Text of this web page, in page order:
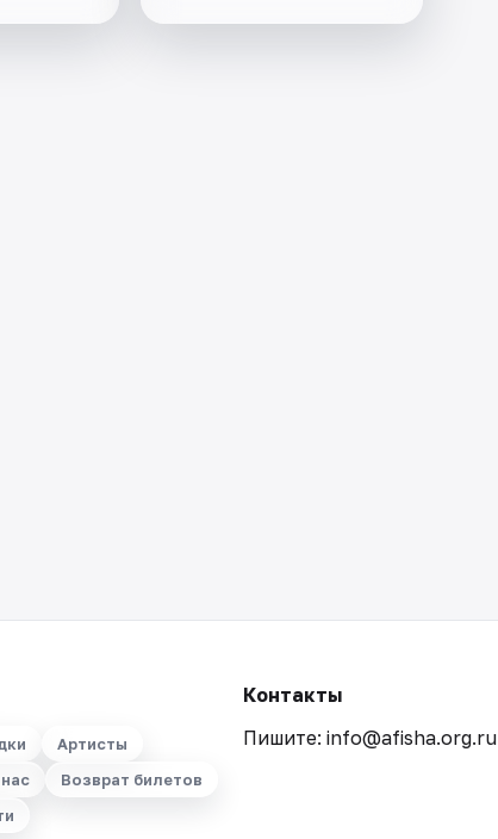
Артисты
Возврат билетов
Контакты
Пишите: info@afisha.org.ru